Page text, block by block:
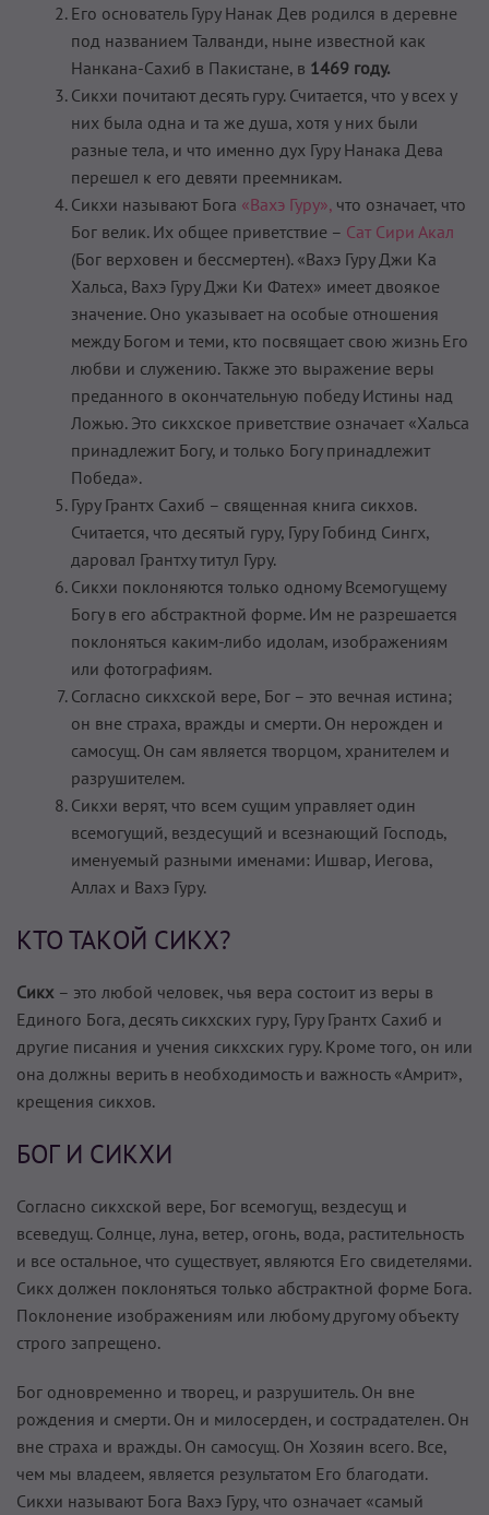
Его основатель Гуру Нанак Дев родился в деревне
под названием Талванди, ныне известной как
Нанкана-Сахиб в Пакистане, в 1469 году.
Сикхи почитают десять гуру. Считается, что у всех у
них была одна и та же душа, хотя у них были
разные тела, и что именно дух Гуру Нанака Дева
перешел к его девяти преемникам.
Сикхи называют Бога «Вахэ Гуру», что означает, что
Бог велик. Их общее приветствие – Сат Сири Акал
(Бог верховен и бессмертен). «Вахэ Гуру Джи Ка
Хальса, Вахэ Гуру Джи Ки Фатех» имеет двоякое
значение. Оно указывает на особые отношения
между Богом и теми, кто посвящает свою жизнь Его
любви и служению. Также это выражение веры
преданного в окончательную победу Истины над
Ложью. Это сикхское приветствие означает «Хальса
принадлежит Богу, и только Богу принадлежит
Победа».
Гуру Грантх Сахиб – священная книга сикхов.
Считается, что десятый гуру, Гуру Гобинд Сингх,
даровал Грантху титул Гуру.
Сикхи поклоняются только одному Всемогущему
Богу в его абстрактной форме. Им не разрешается
поклоняться каким-либо идолам, изображениям
или фотографиям.
Согласно сикхской вере, Бог – это вечная истина;
он вне страха, вражды и смерти. Он нерожден и
самосущ. Он сам является творцом, хранителем и
разрушителем.
Сикхи верят, что всем сущим управляет один
всемогущий, вездесущий и всезнающий Господь,
именуемый разными именами: Ишвар, Иегова,
Аллах и Вахэ Гуру.
КТО ТАКОЙ СИКХ?
Сикх – это любой человек, чья вера состоит из веры в
Единого Бога, десять сикхских гуру, Гуру Грантх Сахиб и
другие писания и учения сикхских гуру. Кроме того, он или
она должны верить в необходимость и важность «Амрит»,
крещения сикхов.
БОГ И СИКХИ
Согласно сикхской вере, Бог всемогущ, вездесущ и
всеведущ. Солнце, луна, ветер, огонь, вода, растительность
и все остальное, что существует, являются Его свидетелями.
Сикх должен поклоняться только абстрактной форме Бога.
Поклонение изображениям или любому другому объекту
строго запрещено.
Бог одновременно и творец, и разрушитель. Он вне
рождения и смерти. Он и милосерден, и сострадателен. Он
вне страха и вражды. Он самосущ. Он Хозяин всего. Все,
чем мы владеем, является результатом Его благодати.
Сикхи называют Бога Вахэ Гуру, что означает «самый